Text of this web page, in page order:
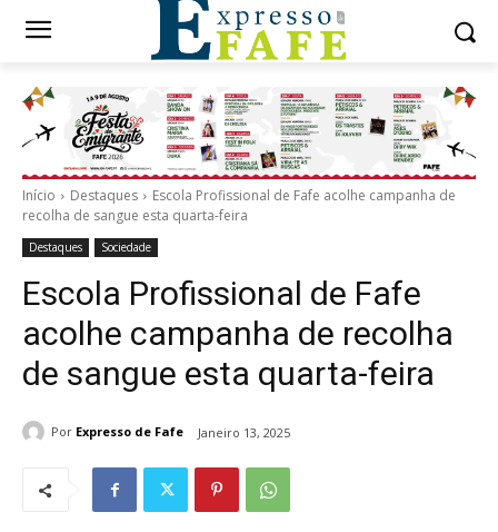
Início Destaques
Escola Profissional de Fafe acolhe campanha de
recolha de sangue esta quarta-feira
Destaques Sociedade
Escola Profissional de Fafe
acolhe campanha de recolha
de sangue esta quarta-feira
Por Expresso de Fafe Janeiro 13, 2025